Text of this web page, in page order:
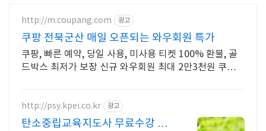
http://m.coupang.com 광고
쿠팡 전북군산 매일 오픈되는 와우회원 특가
쿠팡, 빠른 예약, 당일 사용, 미사용 티켓 100% 환불, 골
드박스 최저가 보장 신규 와우회원 최대 2만3천원 쿠폰팩
http://psy.kpei.co.kr 광고
탄소중립교육지도사 무료수강 1